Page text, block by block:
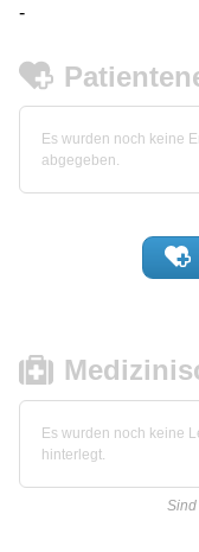
-
Es wurden noch keine
abgegeben.
Es wurden noch keine
hinterlegt.
Sind